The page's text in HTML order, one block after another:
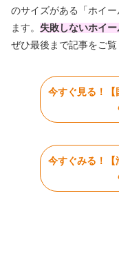
のサイズがある「ホイ
ます。 失敗しないホイ
ぜひ最後まで記事をご覧
今すぐ見る！【
今すぐみる！【